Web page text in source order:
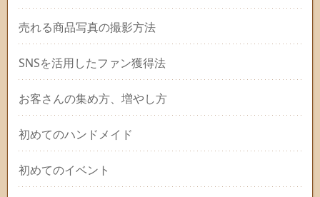
売れる商品写真の撮影方法
SNSを活用したファン獲得法
お客さんの集め方、増やし方
初めてのハンドメイド
初めてのイベント